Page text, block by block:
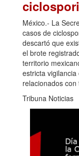
México.- La
casos de
descartó que
el brote
territorio
estricta
relacionados con
Tribuna Noticias